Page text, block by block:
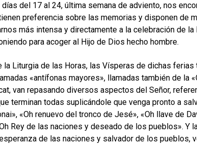
del 17 al 24, última semana de adviento, nos
preferencia sobre las memorias y disponen de
más intensa y directamente a la celebración de
para acoger al Hijo de Dios hecho hombre.
la Liturgia de las Horas, las Vísperas de dichas
«antífonas mayores», llamadas también de la
van repasando diversos aspectos del Señor,
terminan todas suplicándole que venga pronto a
«Oh renuevo del tronco de Jesé», «Oh llave de
Rey de las naciones y deseado de los pueblos». Y
de las naciones y salvador de los pueblos,